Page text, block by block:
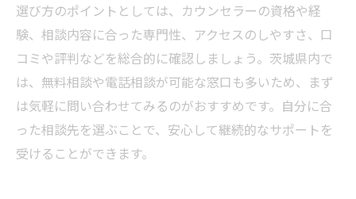
選び方のポイントとしては、カウンセラーの資格や経
験、相談内容に合った専門性、アクセスのしやすさ、口
コミや評判などを総合的に確認しましょう。茨城県内で
は、無料相談や電話相談が可能な窓口も多いため、まず
は気軽に問い合わせてみるのがおすすめです。自分に合
った相談先を選ぶことで、安心して継続的なサポートを
受けることができます。